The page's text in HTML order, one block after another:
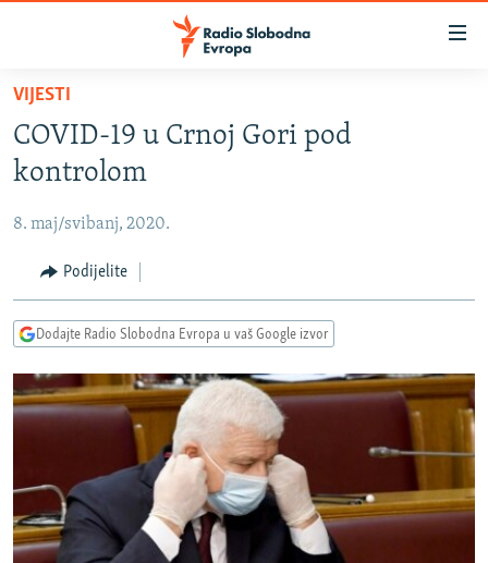
Pređite
glavni
sadržaj
na
navigaciju
Pređite
na
BOSNA I HERCEGOVINA
KOSOVO
CRNA GORA
VIDEO
FOTOGALERIJE
PODCASTI
RAT U UKRAJINI
KINA NA BALKANU
RSE PRIČE IZ SVIJETA
ISPRIČAJ MI
DNEVNO@RSE
VIJESTI
COVID-19 u Crnoj Gori pod
kontrolom
8. maj/svibanj, 2020.
Podijelite
Dodajte Radio Slobodna Evropa u vaš Google izvor